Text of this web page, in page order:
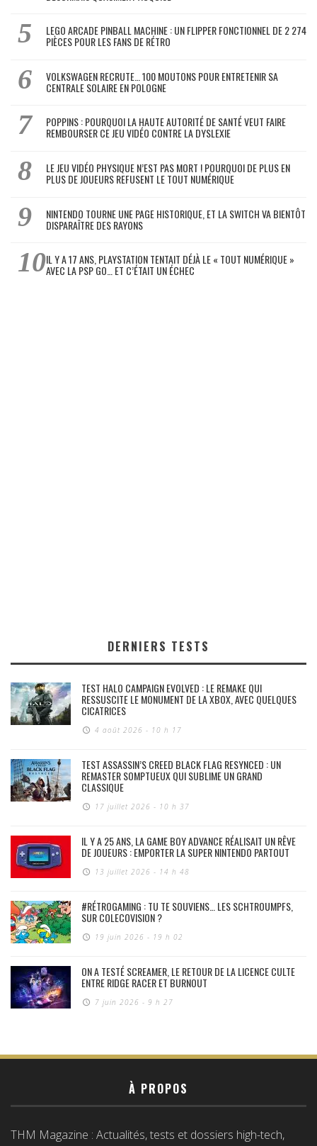
LEGO ARCADE PINBALL MACHINE : UN FLIPPER FONCTIONNEL DE 2 274
PIÈCES POUR LES FANS DE RÉTRO
VOLKSWAGEN RECRUTE… 100 MOUTONS POUR ENTRETENIR SA
CENTRALE SOLAIRE EN POLOGNE
POPPINS : POURQUOI LA HAUTE AUTORITÉ DE SANTÉ VEUT FAIRE
REMBOURSER CE JEU VIDÉO CONTRE LA DYSLEXIE
LE JEU VIDÉO PHYSIQUE N’EST PAS MORT ! POURQUOI DE PLUS EN
PLUS DE JOUEURS REFUSENT LE TOUT NUMÉRIQUE
NINTENDO TOURNE UNE PAGE HISTORIQUE, ET LA SWITCH VA BIENTÔT
DISPARAÎTRE DES RAYONS
IL Y A 17 ANS, PLAYSTATION TENTAIT DÉJÀ LE « TOUT NUMÉRIQUE »
AVEC LA PSP GO… ET C’ÉTAIT UN ÉCHEC
DERNIERS TESTS
TEST HALO CAMPAIGN EVOLVED : LE REMAKE QUI
RESSUSCITE LE MONUMENT DE LA XBOX, AVEC QUELQUES
CICATRICES
4 août 2026 - 10 h 17
TEST ASSASSIN’S CREED BLACK FLAG RESYNCED : UN
REMASTER SOMPTUEUX QUI SUBLIME UN GRAND
CLASSIQUE
17 juillet 2026 - 10 h 37
IL Y A 25 ANS, LA GAME BOY ADVANCE RÉALISAIT UN RÊVE
DE JOUEURS : EMPORTER LA SUPER NINTENDO PARTOUT
13 juillet 2026 - 14 h 48
#RÉTROGAMING : TU TE SOUVIENS… LES SCHTROUMPFS,
SUR COLECOVISION ?
19 juin 2026 - 19 h 02
ON A TESTÉ SCREAMER, LE RETOUR DE LA LICENCE CULTE
ENTRE RIDGE RACER ET BURNOUT
7 juin 2026 - 9 h 27
À PROPOS
THM Magazine : Actualités, tests et dossiers high-tech,